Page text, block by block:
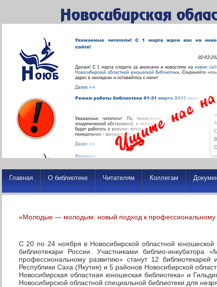
Главная О библиотеке Читателям Коллегам
«Молодые — молодым: новый подход к профессиональному
С 20 по 24 ноября в Новосибирской областной юношеской
библиотекари России. Участниками библио-
профессиональному развитию» станут 12
Республики Саха (Якутия) и 5 районов Новосибирской
Новосибирская областная юношеская библиотека» и
Новосибирской областной специальной библиотеки для